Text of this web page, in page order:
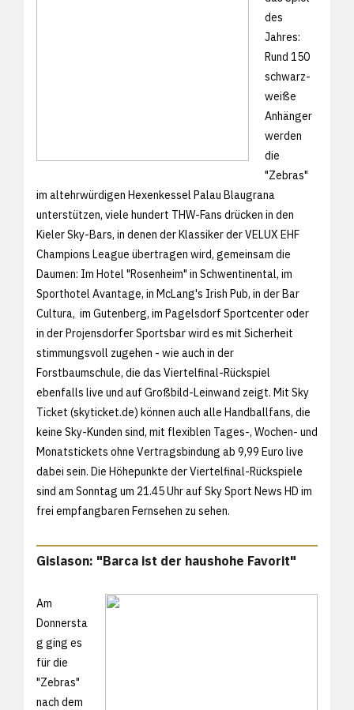
des
Jahres:
Rund 150
schwarz-
weiße
Anhänger
werden
die
"Zebras"
im altehrwürdigen Hexenkessel Palau Blaugrana
unterstützen, viele hundert THW-Fans drücken in den
Kieler Sky-Bars, in denen der Klassiker der VELUX EHF
Champions League übertragen wird, gemeinsam die
Daumen: Im Hotel "Rosenheim" in Schwentinental, im
Sporthotel Avantage, in McLang's Irish Pub, in der Bar
Cultura, im Gutenberg, im Pagelsdorf Sportcenter oder
in der Projensdorfer Sportsbar wird es mit Sicherheit
stimmungsvoll zugehen - wie auch in der
Forstbaumschule, die das Viertelfinal-Rückspiel
ebenfalls live und auf Großbild-Leinwand zeigt. Mit Sky
Ticket (skyticket.de) können auch alle Handballfans, die
keine Sky-Kunden sind, mit flexiblen Tages-, Wochen- und
Monatstickets ohne Vertragsbindung ab 9,99 Euro live
dabei sein. Die Höhepunkte der Viertelfinal-Rückspiele
sind am Sonntag um 21.45 Uhr auf Sky Sport News HD im
frei empfangbaren Fernsehen zu sehen.
Gislason: "Barca ist der haushohe Favorit"
Am
Donnersta
g ging es
für die
"Zebras"
nach dem